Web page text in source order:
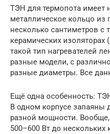
ТЭН для термопота имеет
металлическое кольцо
несколько сантиметров с
керамических
такой тип нагревателей
разные модели, с
разные диаметры. Все
Ещё одна особенность:
В одном корпусе запаяны
разной мощности.
500–600 Вт до нескольких